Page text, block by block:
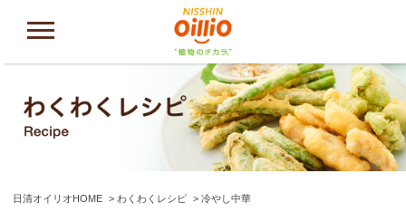
日清オイリオHOME わくわくレシピ 冷やし中華